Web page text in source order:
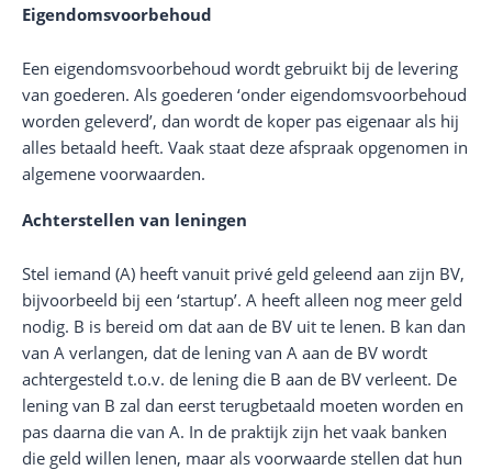
Eigendomsvoorbehoud
Een eigendomsvoorbehoud wordt gebruikt bij de levering
van goederen. Als goederen ‘onder eigendomsvoorbehoud
worden geleverd’, dan wordt de koper pas eigenaar als hij
alles betaald heeft. Vaak staat deze afspraak opgenomen in
algemene voorwaarden.
Achterstellen van leningen
Stel iemand (A) heeft vanuit privé geld geleend aan zijn BV,
bijvoorbeeld bij een ‘startup’. A heeft alleen nog meer geld
nodig. B is bereid om dat aan de BV uit te lenen. B kan dan
van A verlangen, dat de lening van A aan de BV wordt
achtergesteld t.o.v. de lening die B aan de BV verleent. De
lening van B zal dan eerst terugbetaald moeten worden en
pas daarna die van A. In de praktijk zijn het vaak banken
die geld willen lenen, maar als voorwaarde stellen dat hun